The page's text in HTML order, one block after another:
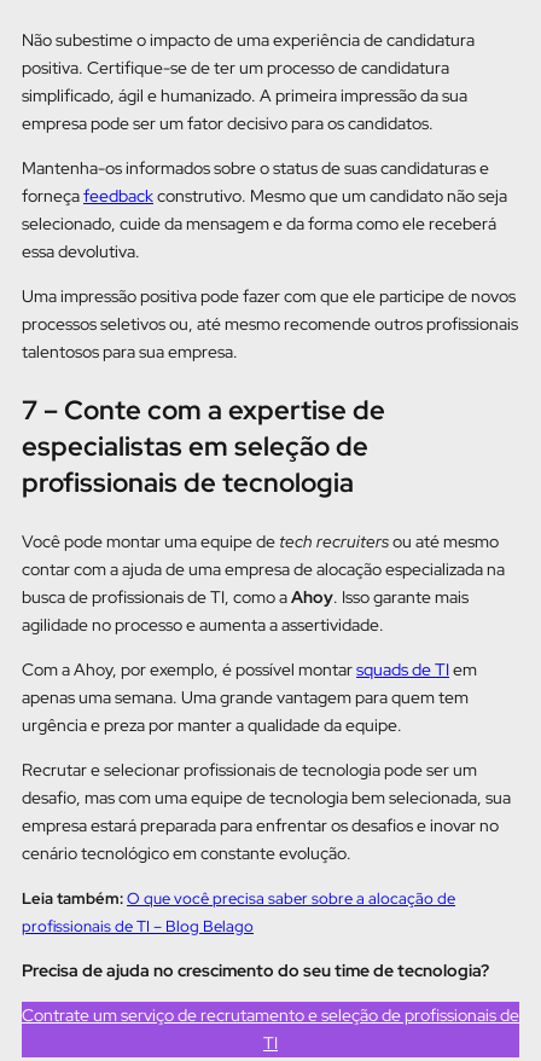
Não subestime o impacto de uma experiência de candidatura
positiva. Certifique-se de ter um processo de candidatura
simplificado, ágil e humanizado. A primeira impressão da sua
empresa pode ser um fator decisivo para os candidatos.
Mantenha-os informados sobre o status de suas candidaturas e
forneçafeedbackconstrutivo. Mesmo que um candidato não seja
selecionado, cuide da mensagem e da forma como ele receberá
essa devolutiva.
Uma impressão positiva pode fazer com que ele participe de novos
processos seletivos ou, até mesmo recomende outros profissionais
talentosos para sua empresa.
7 – Conte com a expertise de
especialistas em seleção de
profissionais de tecnologia
Você pode montar uma equipe de tech recruitersou até mesmo
contar com a ajuda de uma empresa de alocação especializada na
busca de profissionais de TI, como aAhoy. Isso garante mais
agilidade no processo e aumenta a assertividade.
Com a Ahoy, por exemplo, é possível montarsquads de TIem
apenas uma semana. Uma grande vantagem para quem tem
urgência e preza por manter a qualidade da equipe.
Recrutar e selecionar profissionais de tecnologia pode ser um
desafio, mas com uma equipe de tecnologia bem selecionada, sua
empresa estará preparada para enfrentar os desafios e inovar no
cenário tecnológico em constante evolução.
Leia também:O que você precisa saber sobre a alocação de
profissionais de TI – Blog Belago
Precisa de ajuda no crescimento do seu time de tecnologia?
Contrate um serviço de recrutamento e seleção de profissionais de
TI